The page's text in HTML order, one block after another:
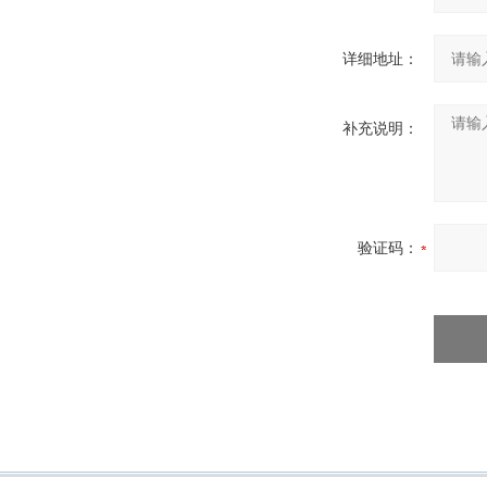
详细地址：
补充说明：
验证码：